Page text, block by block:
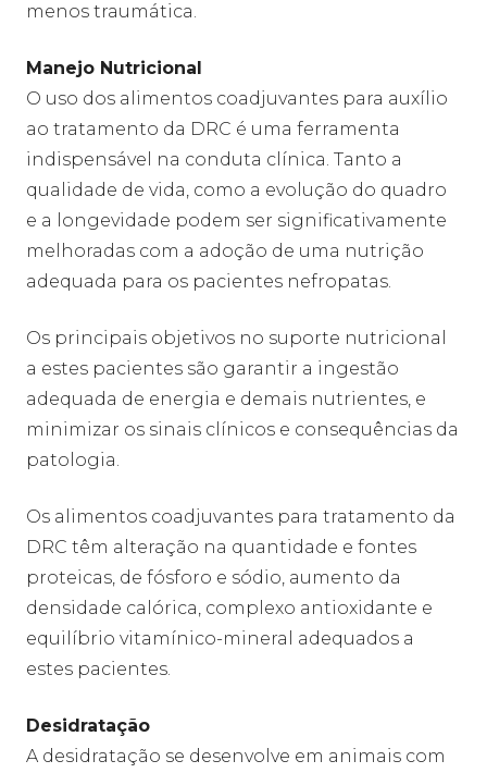
menos traumática.
Manejo Nutricional
O uso dos alimentos coadjuvantes para auxílio
ao tratamento da DRC é uma ferramenta
indispensável na conduta clínica. Tanto a
qualidade de vida, como a evolução do quadro
e a longevidade podem ser significativamente
melhoradas com a adoção de uma nutrição
adequada para os pacientes nefropatas.
Os principais objetivos no suporte nutricional
a estes pacientes são garantir a ingestão
adequada de energia e demais nutrientes, e
minimizar os sinais clínicos e consequências da
patologia.
Os alimentos coadjuvantes para tratamento da
DRC têm alteração na quantidade e fontes
proteicas, de fósforo e sódio, aumento da
densidade calórica, complexo antioxidante e
equilíbrio vitamínico-mineral adequados a
estes pacientes.
Desidratação
A desidratação se desenvolve em animais com